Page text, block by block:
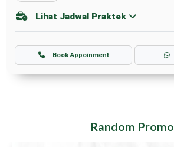
Lihat Jadwal Praktek
Book Appoinment
Random Promo